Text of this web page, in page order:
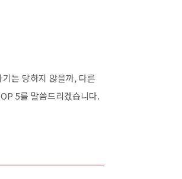
는 당하지 않을까, 다른
5를 말씀드리겠습니다.